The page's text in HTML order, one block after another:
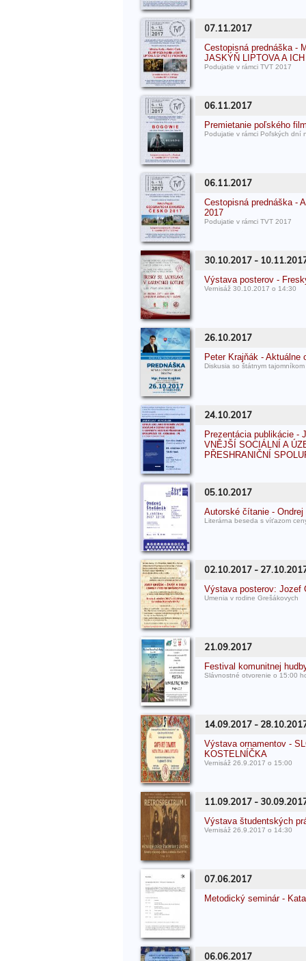
07.11.2017
Cestopisná prednáška -
JASKÝŇ LIPTOVA A
Podujatie v rámci TVT 2017
06.11.2017
Premietanie poľského
Podujatie v rámci Poľských dní
06.11.2017
Cestopisná prednáška -
2017
Podujatie v rámci TVT 2017
30.10.2017 -
Výstava posterov -
Vernisáž 30.10.2017 o 14:30
26.10.2017
Peter Krajňák -
Diskusia so štátnym
24.10.2017
Prezentácia publikácie -
VNĚJŠÍ SOCIÁLNÍ A
PŘESHRANIČNÍ
05.10.2017
Autorské čítanie - Ondrej
Literárna beseda s víťazom
02.10.2017 -
Výstava posterov: Jozef
Umenia v rodine Grešákovych
21.09.2017
Festival komunitnej
Slávnostné otvorenie o 15:00
14.09.2017 -
Výstava ornamentov -
KOSTELNÍČKA
Vernisáž 26.9.2017 o 15:00
11.09.2017 -
Výstava študentských
Vernisáž 26.9.2017 o 14:30
07.06.2017
Metodický seminár -
06.06.2017